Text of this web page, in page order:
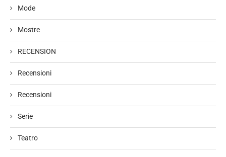
Mode
Mostre
RECENSION
Recensioni
Recensioni
Serie
Teatro